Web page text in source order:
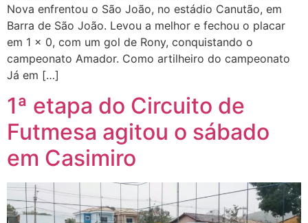
Nova enfrentou o São João, no estádio Canutão, em
Barra de São João. Levou a melhor e fechou o placar
em 1 x 0, com um gol de Rony, conquistando o
campeonato Amador. Como artilheiro do campeonato
Já em […]
1ª etapa do Circuito de
Futmesa agitou o sábado
em Casimiro